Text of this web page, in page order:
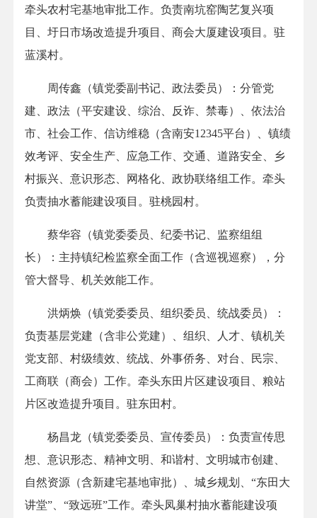
牵头农村宅基地审批工作。负责南坑窑陶艺复兴项
目、圩日市场改造提升项目、商会大厦建设项目。驻
蓝溪村。
周传鑫（镇党委副书记、政法委员）：分管党
建、政法（平安建设、综治、反诈、禁毒）、依法治
市、社会工作、信访维稳（含南安12345平台）、镇绩
效考评、安全生产、应急工作、交通、道路安全、乡
村振兴、意识形态、网格化、政协联络组工作。牵头
负责抽水蓄能建设项目。驻桃园村。
蔡华容（镇党委委员、纪委书记、监察组组
长）：主持镇纪检监察全面工作（含巡视巡察），分
管大督导、机关效能工作。
洪炳焕（镇党委委员、组织委员、统战委员）：
负责基层党建（含非公党建）、组织、人才、镇机关
党支部、村级绩效、统战、外事侨务、对台、民宗、
工商联（商会）工作。牵头东田片区建设项目、粮站
片区改造提升项目。驻东田村。
杨昌龙（镇党委委员、宣传委员）：负责宣传思
想、意识形态、精神文明、和谐村、文明城市创建、
自然资源（含新建宅基地审批）、城乡规划、“东田大
讲堂”、“致远班”工作。牵头凤巢村抽水蓄能建设项